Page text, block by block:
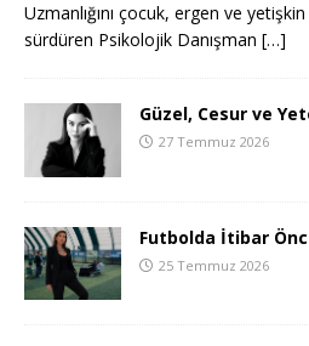
Uzmanlığını çocuk, ergen ve
sürdüren Psikolojik Danışman […]
Güzel, Cesur ve
27 Temmuz 2026
Futbolda İtibar
25 Temmuz 2026